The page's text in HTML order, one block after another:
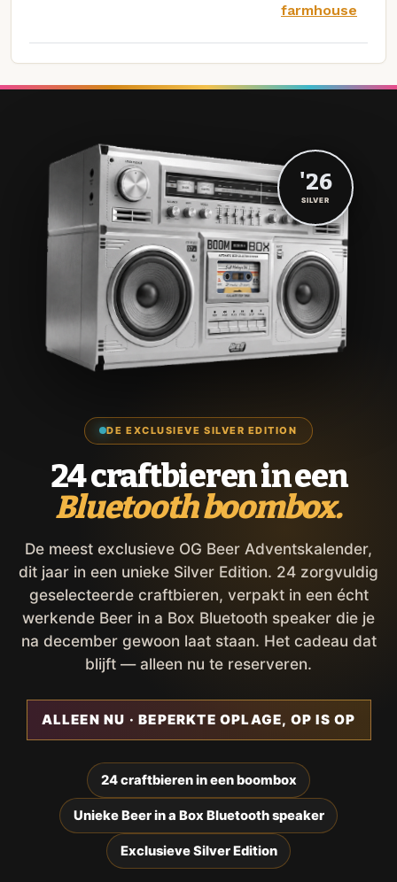
farmhouse
DE EXCLUSIEVE SILVER EDITION
24 craftbieren in een
Bluetooth boombox.
De meest exclusieve OG Beer Adventskalender,
dit jaar in een unieke Silver Edition. 24 zorgvuldig
geselecteerde craftbieren, verpakt in een écht
werkende Beer in a Box Bluetooth speaker die je
na december gewoon laat staan. Het cadeau dat
blijft — alleen nu te reserveren.
ALLEEN NU · BEPERKTE OPLAGE, OP IS OP
24 craftbieren in een boombox
Unieke Beer in a Box Bluetooth speaker
Exclusieve Silver Edition
'26
SILVER